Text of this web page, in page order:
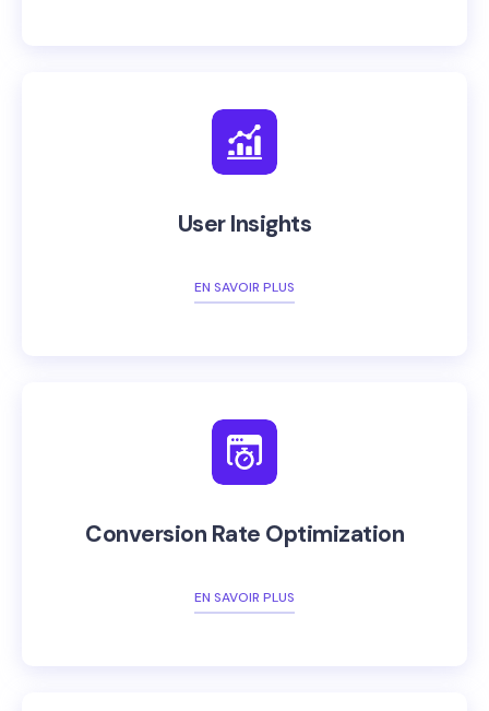
User Insights
EN SAVOIR PLUS
Conversion Rate Optimization
EN SAVOIR PLUS